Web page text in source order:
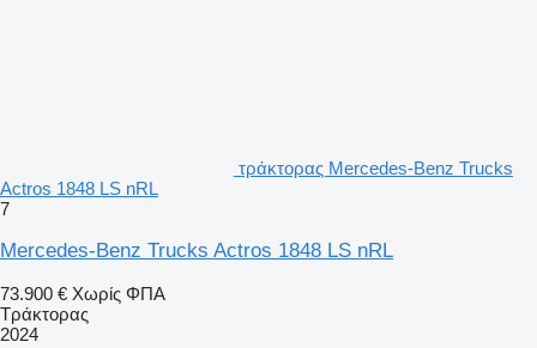
τράκτορας Mercedes-Benz Trucks
Actros 1848 LS nRL
7
Mercedes-Benz Trucks Actros 1848 LS nRL
73.900 € Χωρίς ΦΠΑ
Τράκτορας
2024